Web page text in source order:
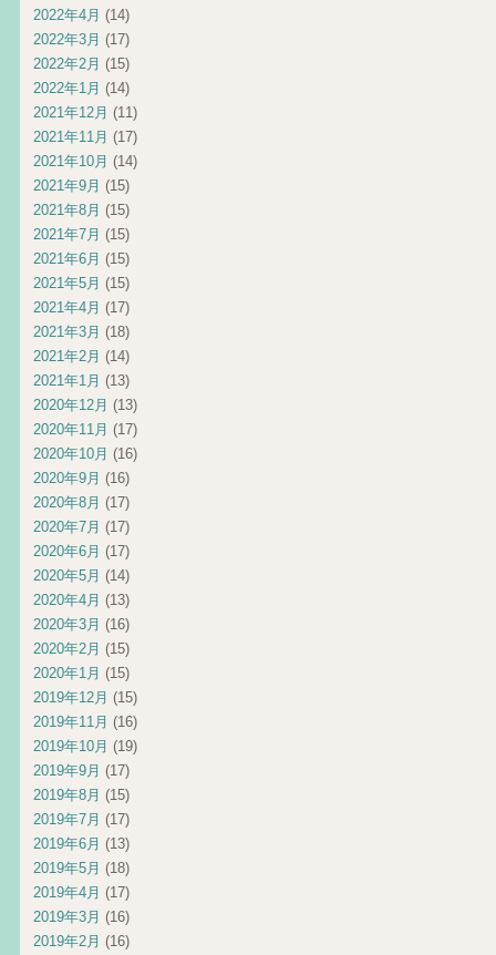
2022年4月 (14)
2022年3月 (17)
2022年2月 (15)
2022年1月 (14)
2021年12月 (11)
2021年11月 (17)
2021年10月 (14)
2021年9月 (15)
2021年8月 (15)
2021年7月 (15)
2021年6月 (15)
2021年5月 (15)
2021年4月 (17)
2021年3月 (18)
2021年2月 (14)
2021年1月 (13)
2020年12月 (13)
2020年11月 (17)
2020年10月 (16)
2020年9月 (16)
2020年8月 (17)
2020年7月 (17)
2020年6月 (17)
2020年5月 (14)
2020年4月 (13)
2020年3月 (16)
2020年2月 (15)
2020年1月 (15)
2019年12月 (15)
2019年11月 (16)
2019年10月 (19)
2019年9月 (17)
2019年8月 (15)
2019年7月 (17)
2019年6月 (13)
2019年5月 (18)
2019年4月 (17)
2019年3月 (16)
2019年2月 (16)